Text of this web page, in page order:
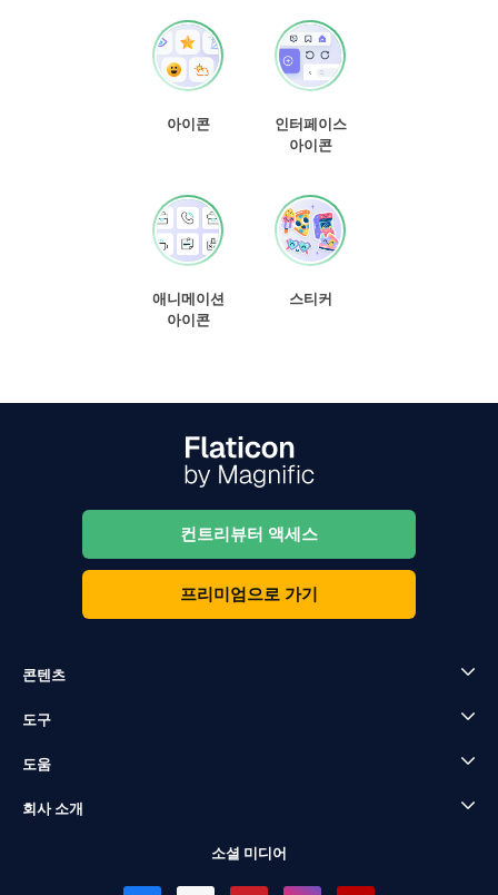
아이콘
인터페이스
아이콘
애니메이션
아이콘
스티커
컨트리뷰터 액세스
프리미엄으로 가기
콘텐츠
도구
도움
회사 소개
소셜 미디어